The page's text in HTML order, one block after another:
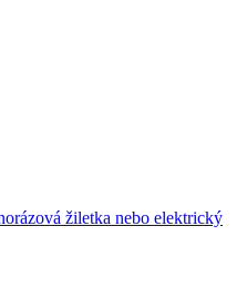
žiletka nebo elektrický